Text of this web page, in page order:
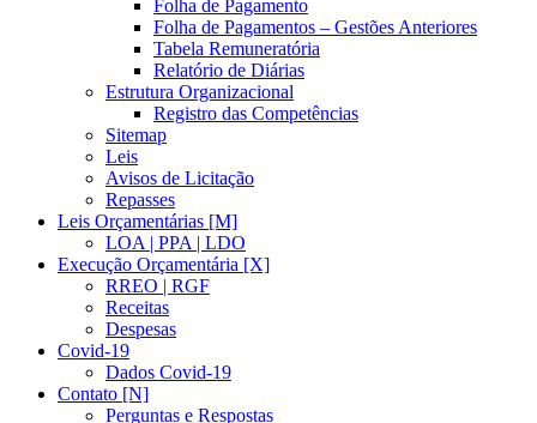
Folha de Pagamento
Folha de Pagamentos – Gestões Anteriores
Tabela Remuneratória
Relatório de Diárias
Estrutura Organizacional
Registro das Competências
Sitemap
Leis
Avisos de Licitação
Repasses
Leis Orçamentárias [M]
LOA | PPA | LDO
Execução Orçamentária [X]
RREO | RGF
Receitas
Despesas
Covid-19
Dados Covid-19
Contato [N]
Perguntas e Respostas